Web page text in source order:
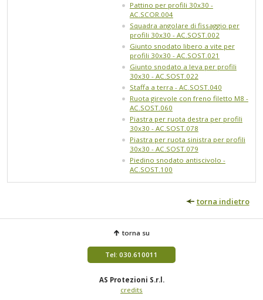
Pattino per profili 30x30 -
AC.SCOR.004
Squadra angolare di fissaggio per
profili 30x30 - AC.SOST.002
Giunto snodato libero a vite per
profili 30x30 - AC.SOST.021
Giunto snodato a leva per profili
30x30 - AC.SOST.022
Staffa a terra - AC.SOST.040
Ruota girevole con freno filetto M8 -
AC.SOST.060
Piastra per ruota destra per profili
30x30 - AC.SOST.078
Piastra per ruota sinistra per profili
30x30 - AC.SOST.079
Piedino snodato antiscivolo -
AC.SOST.100
torna indietro
torna su
Tel: 030.610011
AS Protezioni S.r.l.
credits